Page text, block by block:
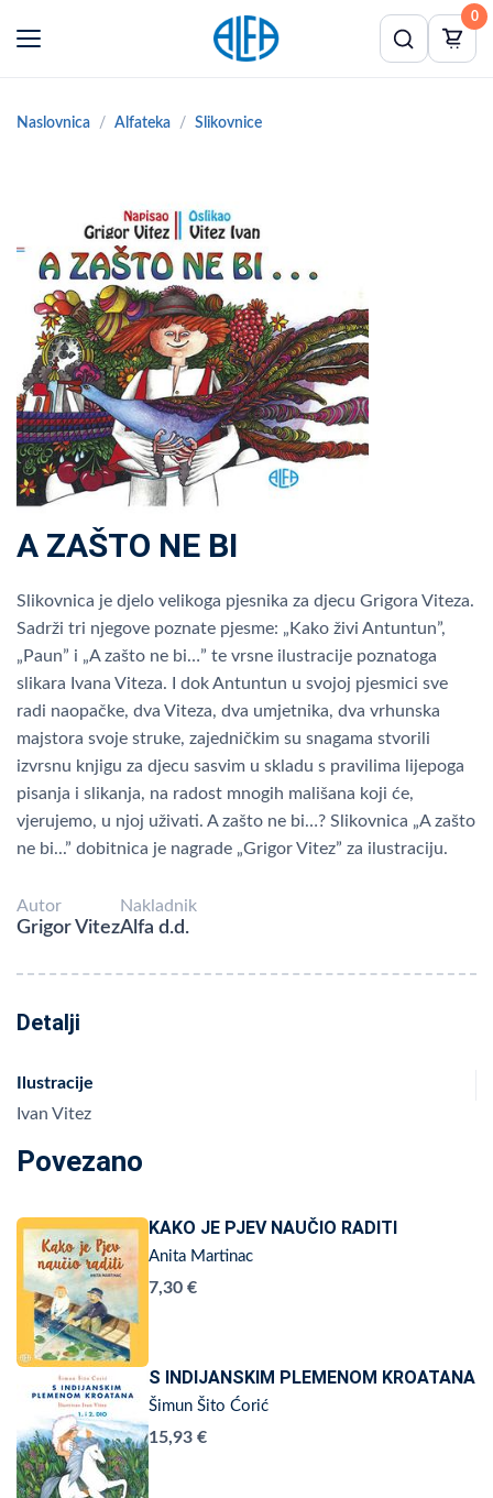
0
Naslovnica Alfateka Slikovnice
A ZAŠTO NE BI
Slikovnica je djelo velikoga pjesnika za djecu Grigora Viteza.
Sadrži tri njegove poznate pjesme: „Kako živi Antuntun”,
„Paun” i „A zašto ne bi…” te vrsne ilustracije poznatoga
slikara Ivana Viteza. I dok Antuntun u svojoj pjesmici sve
radi naopačke, dva Viteza, dva umjetnika, dva vrhunska
majstora svoje struke, zajedničkim su snagama stvorili
izvrsnu knjigu za djecu sasvim u skladu s pravilima lijepoga
pisanja i slikanja, na radost mnogih mališana koji će,
vjerujemo, u njoj uživati. A zašto ne bi…? Slikovnica „A zašto
ne bi...” dobitnica je nagrade „Grigor Vitez” za ilustraciju.
Autor
Grigor Vitez
Nakladnik
Alfa d.d.
Detalji
Ilustracije
Ivan Vitez
Povezano
KAKO JE PJEV NAUČIO RADITI
Anita Martinac
7,30 €
S INDIJANSKIM PLEMENOM KROATANA
Šimun Šito Ćorić
15,93 €